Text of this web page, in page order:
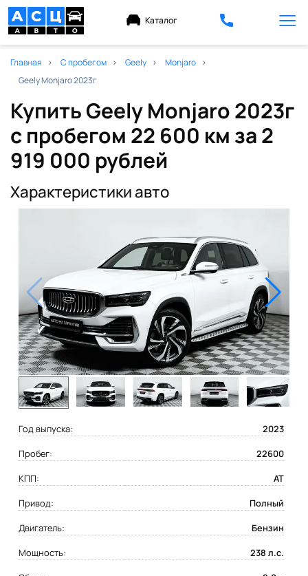
Каталог
Главная С пробегом Geely
Monjaro
Geely Monjaro 2023г
Купить Geely Monjaro 2023г
с пробегом 22 600 км за 2
919 000 рублей
Характеристики авто
Год выпуска:
2023
Пробег:
22600
КПП:
AT
Привод:
Полный
Двигатель:
Бензин
Мощность:
238 л.с.